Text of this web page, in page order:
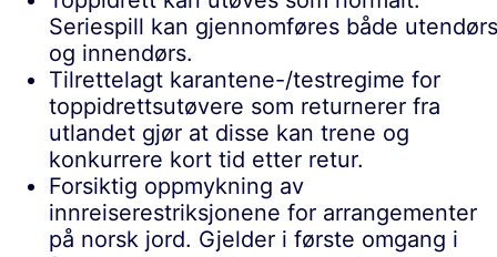
Seriespill kan gjennomføres både utendørs
og innendørs.
Tilrettelagt karantene-/testregime for
toppidrettsutøvere som returnerer fra
utlandet gjør at disse kan trene og
konkurrere kort tid etter retur.
Forsiktig oppmykning av
innreiserestriksjonene for arrangementer
på norsk jord. Gjelder i første omgang i